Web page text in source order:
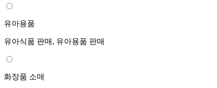
유아용품
유아식품 판매, 유아용품 판매
화장품 소매